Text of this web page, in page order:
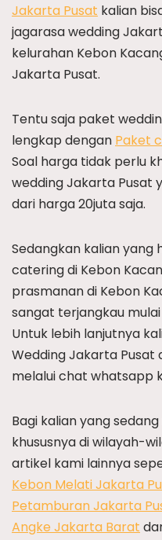
Jakarta Pusat kalian
jagarasa wedding
kelurahan Kebon
Jakarta Pusat.
Tentu saja paket
lengkap dengan Paket
Soal harga tidak perlu
wedding Jakarta Pusat
dari harga 20juta saja.
Sedangkan kalian
catering di Kebon
prasmanan di Kebon
sangat terjangkau
Untuk lebih lanjutnya
Wedding Jakarta Pusat
melalui chat whatsapp
Bagi kalian yang
khususnya di wilayah-
artikel kami lainnya
Kebon Melati Jakarta
Petamburan Jakarta
Angke Jakarta Barat